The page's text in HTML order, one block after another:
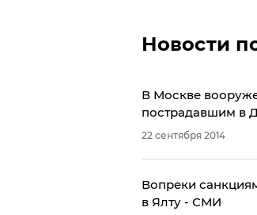
Новости
В Москве
пострадавшим в
22 сентября 2014
Вопреки
в Ялту - СМИ